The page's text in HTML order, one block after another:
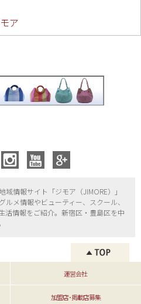
ア
域情報サイト「ジモア（JIMORE）」
メ情報やビューティー、
スクール、
活情報をご紹介。新宿区・ 豊島区を中
運営会社
加盟店･掲載店募集